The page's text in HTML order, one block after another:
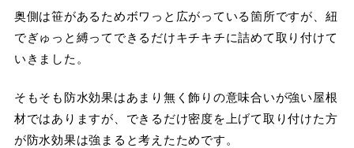
奥側は笹があるためボワっと広がっている箇所ですが、紐
でぎゅっと縛ってできるだけキチキチに詰めて取り付けて
いきました。
そもそも防水効果はあまり無く飾りの意味合いが強い屋根
材ではありますが、できるだけ密度を上げて取り付けた方
が防水効果は強まると考えたためです。